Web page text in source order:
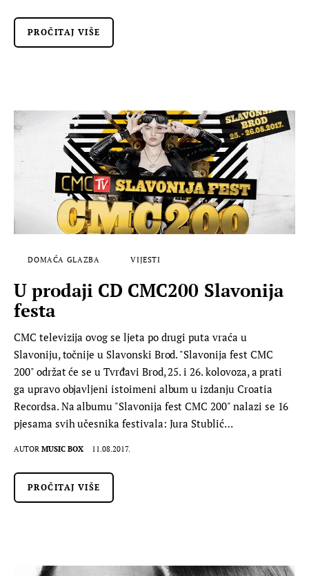
PROČITAJ VIŠE
DOMAĆA GLAZBA VIJESTI
U prodaji CD CMC200 Slavonija
festa
CMC televizija ovog se ljeta po drugi puta vraća u
Slavoniju, točnije u Slavonski Brod. "Slavonija fest CMC
200" održat će se u Tvrđavi Brod, 25. i 26. kolovoza, a prati
ga upravo objavljeni istoimeni album u izdanju Croatia
Recordsa. Na albumu "Slavonija fest CMC 200" nalazi se 16
pjesama svih učesnika festivala: Jura Stublić…
AUTOR MUSIC BOX 11.08.2017.
PROČITAJ VIŠE